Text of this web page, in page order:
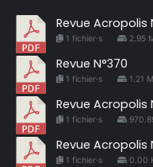
Revue Acropolis
1 fichier·s 2.95
Revue N°370
1 fichier·s 1.21
Revue Acropolis
1 fichier·s
Revue Acropolis
1 fichier·s 0.00